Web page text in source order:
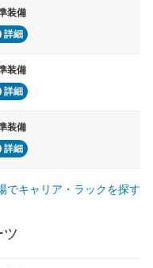
装備
詳細
装備
詳細
装備
詳細
でキャリア・ラックを探す